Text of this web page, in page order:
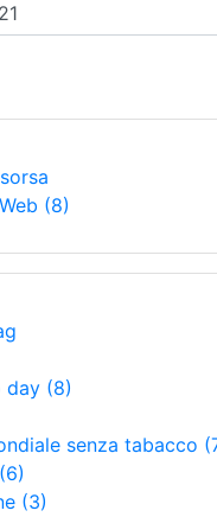
(8)
day (8)
senza tabacco
(6)
(3)